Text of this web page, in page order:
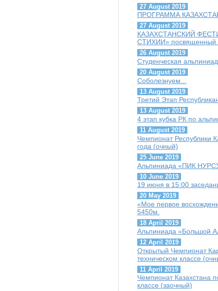
27 August 2019
ПРОГРАММА
27 August 2019
КАЗАХСТАНСКИЙ
СТИХИИ» посвященный
26 August 2019
Студенческая
20 August 2019
Соболезнуем...
13 August 2019
Третий Этап
13 August 2019
4 этап кубка РК по
11 August 2019
Чемпионат Республики
года (очный)
25 June 2019
Альпиниада «ПИК
10 June 2019
19 июня в 15:00
20 May 2019
«Мое первое
5450м.
18 April 2019
Альпиниада «Большой
12 April 2019
Открытый Чемпионат
техническом классе
11 April 2019
Чемпионат Казахстана
классе (заочный)